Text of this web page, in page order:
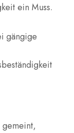
ein Muss.
gängige
gemeint,